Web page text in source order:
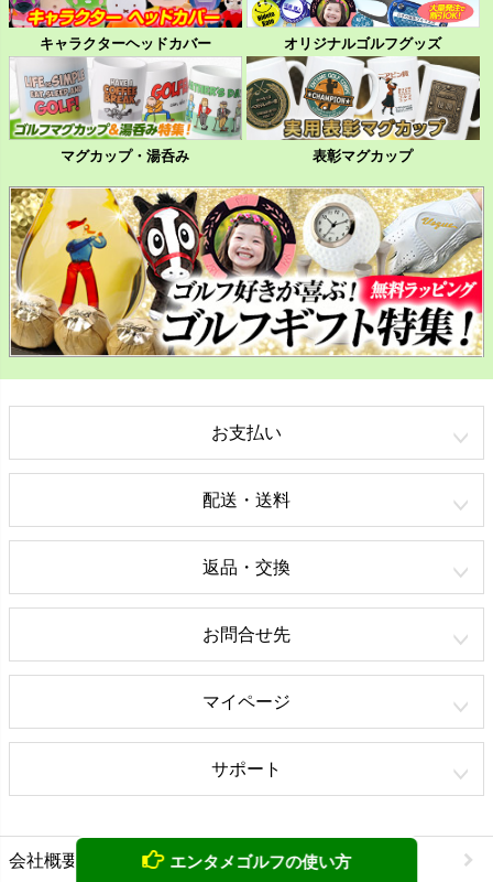
キャラクターヘッドカバー オリジナルゴルフグッズ
マグカップ・湯呑み 表彰マグカップ
お支払い
配送・送料
返品・交換
お問合せ先
マイページ
サポート
会社概要 エンタメゴルフの使い方